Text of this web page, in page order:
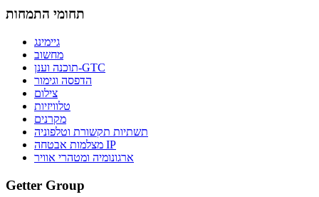
תחומי התמחות
גיימינג
מחשוב
תוכנה וענן-GTC
הדפסה וגימור
צילום
טלוויזיות
מקרנים
תשתיות תקשורת וטלפוניה
מצלמות אבטחה IP
ארגונומיה ומטהרי אוויר
Getter Group